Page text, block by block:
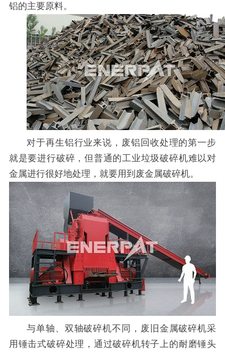
铝的主要原料。
对于再生铝行业来说，废铝回收处理的第一步
就是要进行破碎，但普通的工业垃圾破碎机难以对
金属进行很好地处理，就要用到废金属破碎机。
与单轴、双轴破碎机不同，废旧金属破碎机采
用锤击式破碎处理，通过破碎机转子上的耐磨锤头